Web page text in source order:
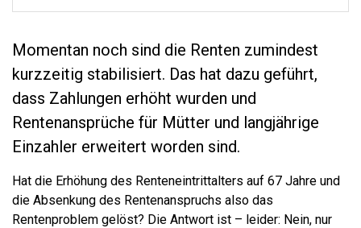
Momentan noch sind die Renten zumindest
kurzzeitig stabilisiert. Das hat dazu geführt,
dass Zahlungen erhöht wurden und
Rentenansprüche für Mütter und langjährige
Einzahler erweitert worden sind.
Hat die Erhöhung des Renteneintrittalters auf 67 Jahre und
die Absenkung des Rentenanspruchs also das
Rentenproblem gelöst? Die Antwort ist – leider: Nein, nur